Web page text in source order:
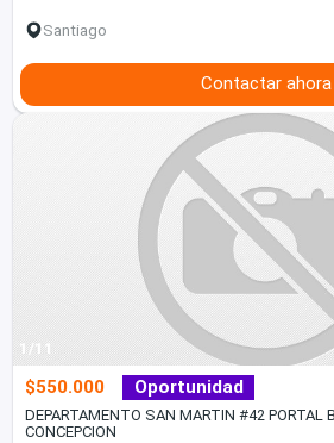
Santiago
Contactar ahora
1/11
$550.000 Oportunidad
DEPARTAMENTO SAN MARTIN #42 PORTAL
CONCEPCION